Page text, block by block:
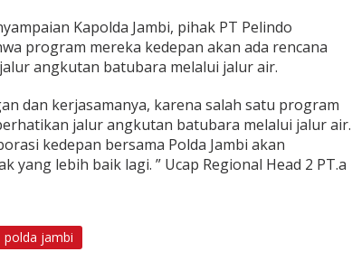
Kapolda Jambi, pihak PT Pelindo
program mereka kedepan akan ada rencana
angkutan batubara melalui jalur air.
dan kerjasamanya, karena salah satu program
jalur angkutan batubara melalui jalur air.
kedepan bersama Polda Jambi akan
yang lebih baik lagi. ” Ucap Regional Head 2 PT.a
polda jambi